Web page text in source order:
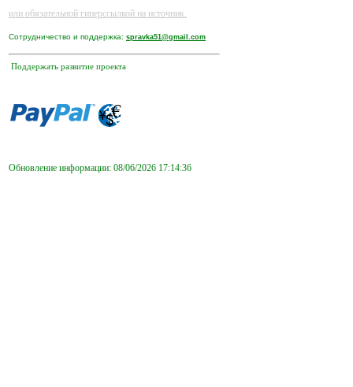
или обязательной гиперссылкой на источник.
Сотрудничество и поддержка: spravka51@gmail.com
Поддержать развитие проекта
Обновление информации: 08/06/2026 17:14:36